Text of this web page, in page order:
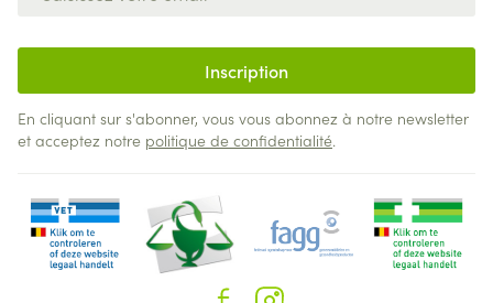
Inscription
En cliquant sur s'abonner, vous vous abonnez à notre newsletter
et acceptez notre politique de confidentialité.